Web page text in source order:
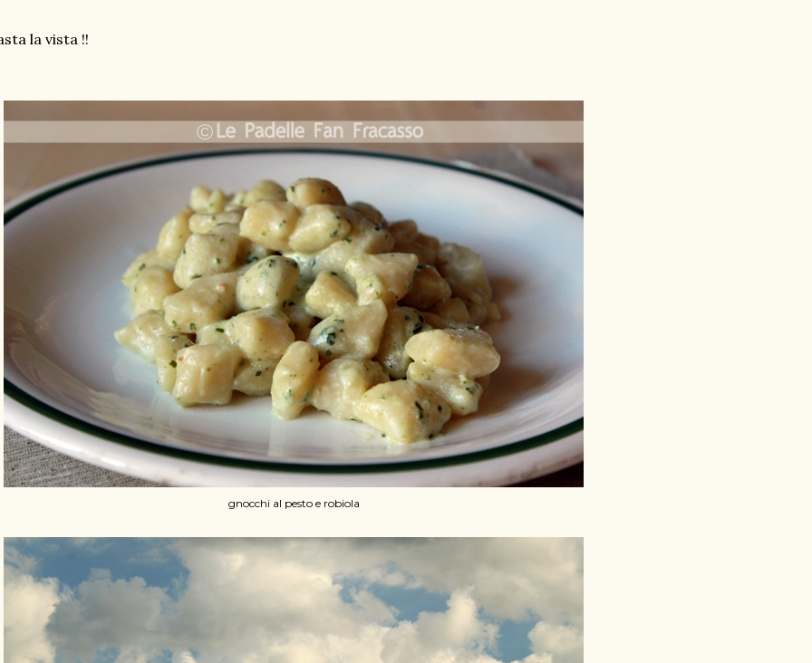
la vista !!
gnocchi al pesto e robiola